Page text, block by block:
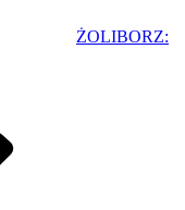
ŻOLIBORZ: